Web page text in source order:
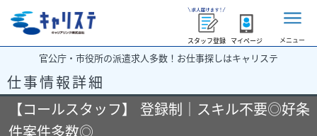
スタッフ登録 マイページ メニュー
官公庁・市役所の派遣求人多数！お仕事探しはキャリステ
仕事情報詳細
【コールスタッフ】 登録制｜スキル不要◎好条
件案件多数◎